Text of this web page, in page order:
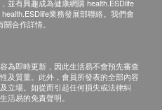
時，應立即諮詢有認可資
。
易【健康網購
提供本服務/產品。有關
或因使用此服務/產品而引
訴訟，健康網購
有關的索償或查詢，須
並有興趣成為健康網購 health.ESDlife
業務發展部聯絡。我們會
合作詳情。
為即時更新，因此生活易不會預先審查
及質量。此外，會員所發表的全部內容
立場。如從而引起任何損失或法律糾
活易的免責聲明。